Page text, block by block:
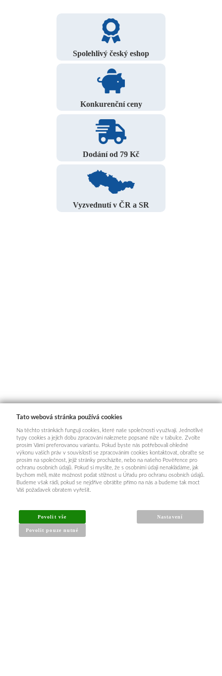
Spolehlivý český eshop
Konkurenční ceny
Dodání od 79 Kč
Vyzvednutí v ČR a SR
INFORMACE PRO KUPUJÍCÍ
Obchodní podmínky
Tato webová stránka používá cookies
Na těchto stránkách fungují cookies, které naše společnosti využívají. Jednotlivé
typy cookies a jejich dobu zpracování naleznete popsané níže v tabulce. Zvolte
prosím Vámi preferovanou variantu. Pokud byste nás potřebovali ohledně
výkonu vašich práv v souvislosti se zpracováním cookies kontaktovat, obraťte se
prosím na společnost, jejíž stránky procházíte, nebo na našeho Pověřence pro
ochranu osobních údajů. Pokud si myslíte, že s osobními údaji nenakládáme, jak
bychom měli, máte možnost podat stížnost u Úřadu pro ochranu osobních údajů.
Budeme však rádi, pokud se nejdříve obrátíte přímo na nás a budeme tak moct
Váš požadavek obratem vyřešit.
Povolit vše
Povolit pouze nutné
Nastavení